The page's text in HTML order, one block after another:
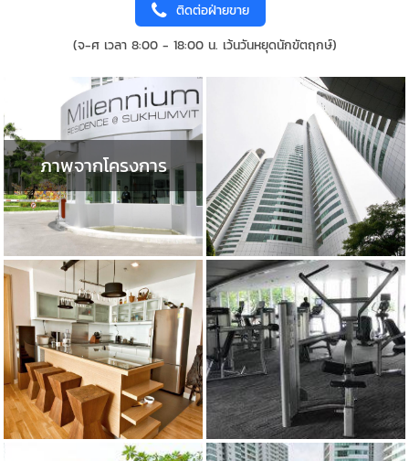
ติดต่อฝ่ายขาย
(จ-ศ เวลา 8:00 - 18:00 น. เว้นวันหยุดนักขัตฤกษ์)
ภาพจากโครงการ